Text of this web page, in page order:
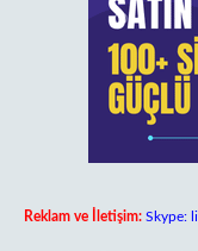
Reklam ve İletişim: Skype: